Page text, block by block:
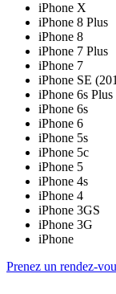
iPhone X
iPhone 8 Plus
iPhone 8
iPhone 7 Plus
iPhone 7
iPhone SE
iPhone 6s Plus
iPhone 6s
iPhone 6
iPhone 5s
iPhone 5c
iPhone 5
iPhone 4s
iPhone 4
iPhone 3GS
iPhone 3G
iPhone
Prenez un rendez-